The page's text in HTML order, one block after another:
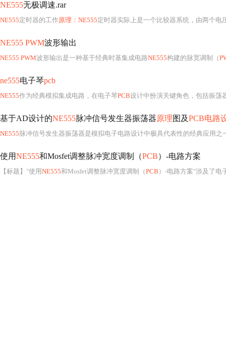
NE555无极调速.rar
NE555定时器的工作原理：NE555定时器实际上是一个比较器系统，由两个电
NE555 PWM波形输出
NE555 PWM波形输出是一种基于经典时基集成电路NE555构建的脉宽调制（
ne555电子琴pcb
NE555作为经典模拟集成电路，在电子琴PCB设计中扮演关键角色，包括振荡器、音序
基于AD设计的NE555脉冲信号发生器振荡器原理图及PCB电路
NE555脉冲信号发生器振荡器是模拟电子电路设计中极具代表性的经典应用之
使用NE555和Mosfet调整脉冲宽度调制（PCB）-电路方案
【标题】"使用NE555和Mosfet调整脉冲宽度调制（PCB ）-电路方案"涉及了电子工